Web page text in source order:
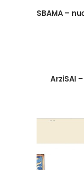
SBAMA –
ArziSAI